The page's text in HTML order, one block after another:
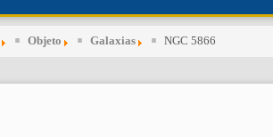
Objeto Galaxias NGC 5866